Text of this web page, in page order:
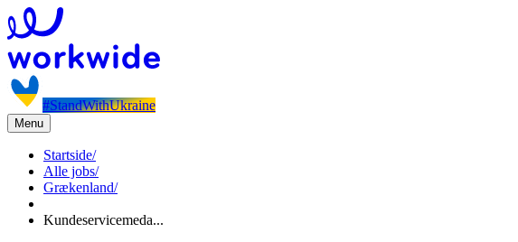
#StandWithUkraine
Menu
Startside/
Alle jobs/
Grækenland/
Kundeservicemeda...